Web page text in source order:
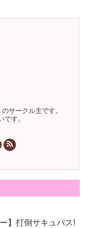
サークル主です。
す。
】打倒サキュバス!